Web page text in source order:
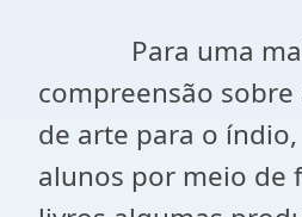
Para uma
compreensão sobre
de arte para o
alunos por meio de